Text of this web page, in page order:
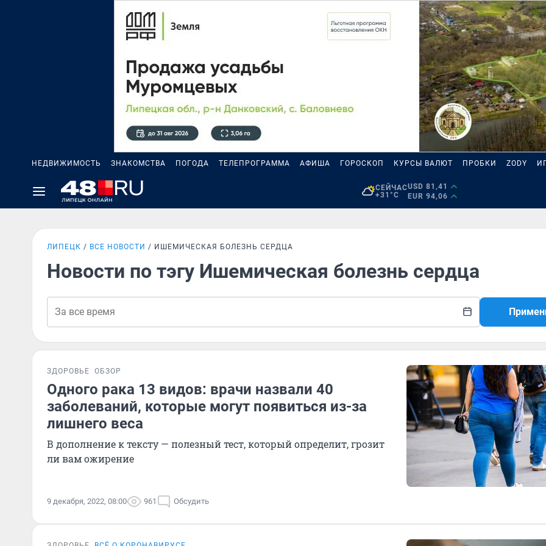
НЕДВИЖИМОСТЬ ЗНАКОМСТВА ПОГОДА ТЕЛЕПРОГРАММА АФИША ГОРОСКОП КУРСЫ ВАЛЮТ ПРОБКИ ZODY
СЕЙЧАС
+31°C
USD 81,41
EUR 94,06
ЛИПЕЦК ВСЕ НОВОСТИ ИШЕМИЧЕСКАЯ БОЛЕЗНЬ СЕРДЦА
Новости по тэгу Ишемическая болезнь сердца
ЗДОРОВЬЕ ОБЗОР
Одного рака 13 видов: врачи назвали 40
заболеваний, которые могут появиться из-за
лишнего веса
В дополнение к тексту — полезный тест, который определит, грозит
ли вам ожирение
9 декабря, 2022, 08:00 961 Обсудить